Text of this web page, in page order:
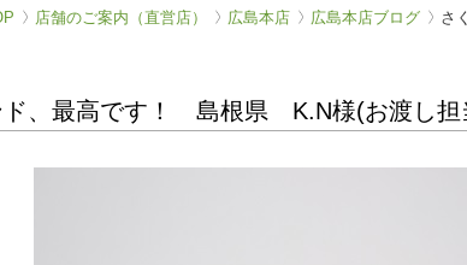
店舗のご案内（直営店） 広島本店 広島本店ブログ さ
ド、最高です！ 島根県 K.N様(お渡し担